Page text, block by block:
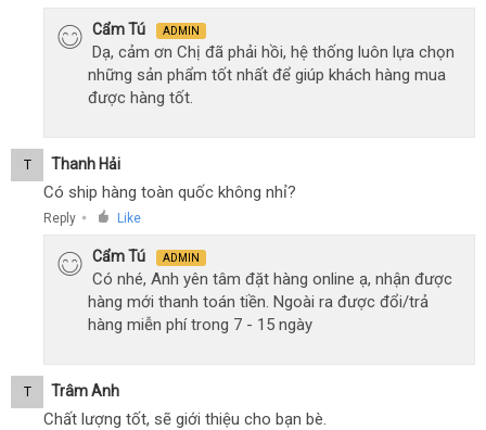
Cẩm Tú ADMIN
Dạ, cảm ơn Chị đã phải hồi, hệ thống luôn lựa chọn
những sản phẩm tốt nhất để giúp khách hàng mua
được hàng tốt.
T Thanh Hải
Có ship hàng toàn quốc không nhỉ?
Reply ● Like
Cẩm Tú ADMIN
Có nhé, Anh yên tâm đặt hàng online ạ, nhận được
hàng mới thanh toán tiền. Ngoài ra được đổi/trả
hàng miễn phí trong 7 - 15 ngày
T Trâm Anh
Chất lượng tốt, sẽ giới thiệu cho bạn bè.